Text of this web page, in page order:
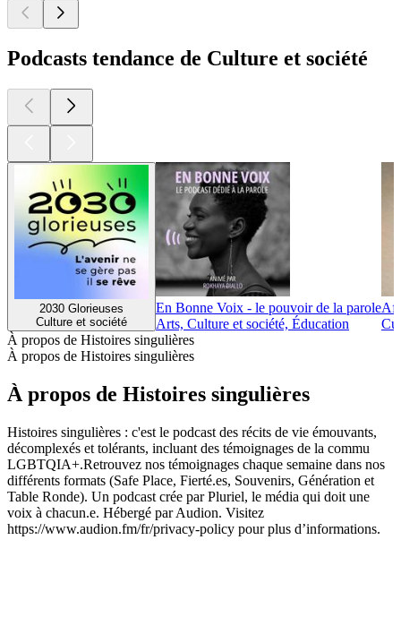
Podcasts tendance de Culture et société
2030 Glorieuses
Culture et société
En Bonne Voix - le pouvoir de la parole
Arts, Culture et société, Éducation
À propos de Histoires singulières
À propos de Histoires singulières
À propos de Histoires singulières
Histoires singulières : c'est le podcast des récits de vie émouvants,
décomplexés et tolérants, incluant des témoignages de la commu
LGBTQIA+.Retrouvez nos témoignages chaque semaine dans nos
différents formats (Safe Place, Fierté.es, Souvenirs, Génération et
Table Ronde). Un podcast crée par Pluriel, le média qui doit une
voix à chacun.e. Hébergé par Audion. Visitez
https://www.audion.fm/fr/privacy-policy pour plus d’informations.